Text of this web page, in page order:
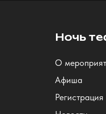
Ночь
О
Афиша
Регистрация